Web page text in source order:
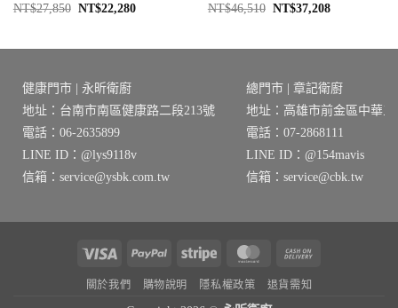
NT$27,850 原
NT$22,280目
NT$46,510 原
NT$37,208目
健康門市 | 永昕衛廚
地址：台南市南區健康路二段213號
電話：06-2635899
LINE ID：@lys9118v
信箱：service@ysbk.com.tw
總門市 | 章記衛廚
地址：高雄市前金區中華三
電話：07-2868111
LINE ID：@154mavis
信箱：service@cbk.tw
Visa PayPal Stripe MasterCard
關於我們 購物說明 隱私權政策 退貨需知